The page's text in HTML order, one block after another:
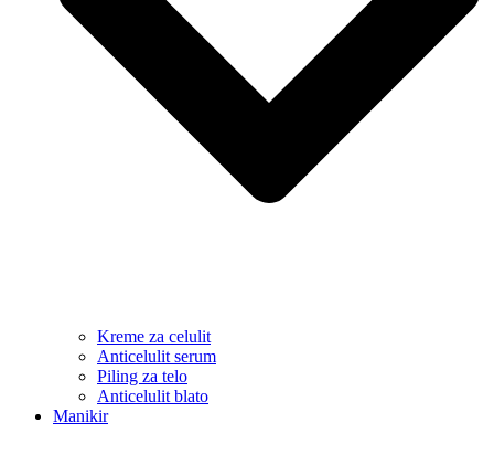
Kreme za celulit
Anticelulit serum
Piling za telo
Anticelulit blato
Manikir